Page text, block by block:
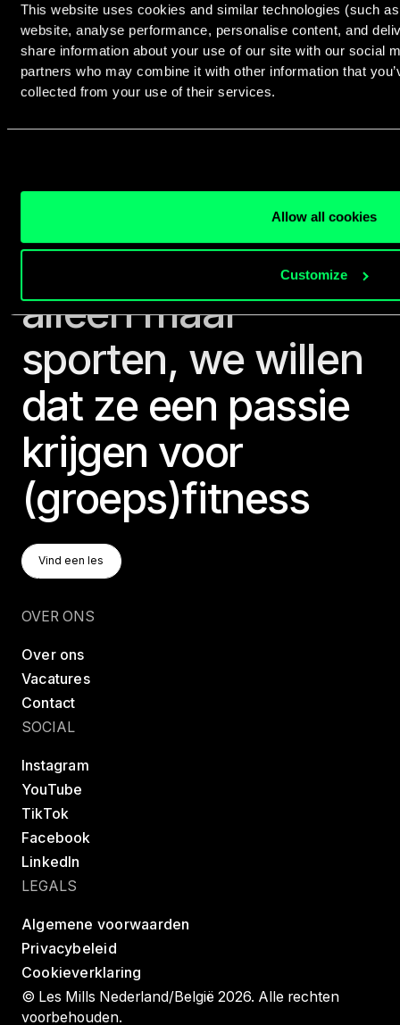
This website uses cookies and similar technologies (such
website, analyse performance, personalise content, and
share information about your use of our site with our social
partners who may combine it with other information that
collected from your use of their services.
Allow all cookies
Customize
Footer
We zijn op een
missie om een
creëren. We willen
niet dat mensen
alleen maar
sporten, we willen
dat ze een passie
krijgen voor
(groeps)fitness
Vind Een Les
Vind een les
OVER ONS
Over ons
Vacatures
Contact
SOCIAL
Instagram
YouTube
TikTok
Facebook
LinkedIn
LEGALS
Algemene voorwaarden
Privacybeleid
Cookieverklaring
© Les Mills Nederland/België 2026. Alle rechten
voorbehouden.